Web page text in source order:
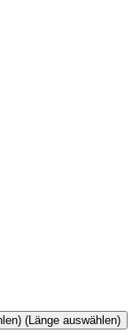
(Länge auswählen)